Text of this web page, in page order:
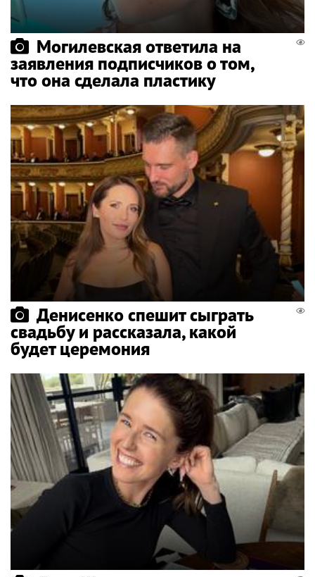
Могилевская ответила на
заявления подписчиков о том,
что она сделала пластику
Денисенко спешит сыграть
свадьбу и рассказала, какой
будет церемония